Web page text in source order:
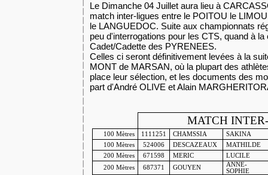
Le Dimanche 04 Juillet aura lieu à
match inter-ligues entre le POITOU le
le LANGUEDOC. Suite aux championnats
peu d'interrogations pour les CTS, quand à
Cadet/Cadette des PYRENEES.
Celles ci seront définitivement levées à la
MONT de MARSAN, où la plupart des
place leur sélection, et les documents des
part d'André OLIVE et Alain
MATCH
100 Mètres 1111251 CHAMSSIA
SAKINA
100 Mètres
524006 DESCAZEAUX
MATHILDE
200 Mètres
671598 MERIC
LUCILE
200 Mètres
687371 GOUYEN
ANNE-
SOPHIE